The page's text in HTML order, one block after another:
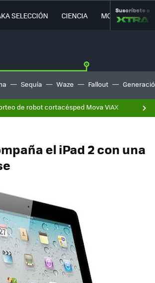
SELECCIÓN CIENCIA MOVILIDAD
Suscríbete a
Sequía Waze Fallout
de robot cortacésped Mova ViAX
el iPad 2 con una